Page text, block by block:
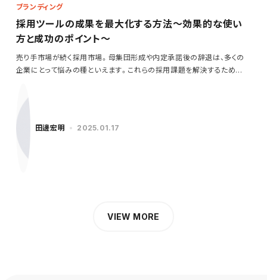
ブランディング
採用ツールの成果を最大化する方法～効果的な使い
方と成功のポイント～
売り手市場が続く採用市場。母集団形成や内定承諾後の辞退は、多くの
企業にとって悩みの種といえます。これらの採用課題を解決するため
田邊宏明 2025.01.17
VIEW MORE